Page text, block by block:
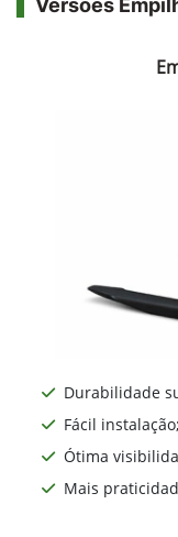
Versões
Durabilidade
Fácil instalação;
Ótima
Mais